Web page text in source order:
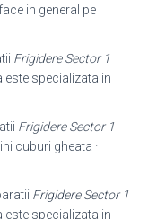
in general pe
Frigidere Sector 1
specializata in
Frigidere Sector 1
cuburi gheata ·
Frigidere Sector 1
specializata in